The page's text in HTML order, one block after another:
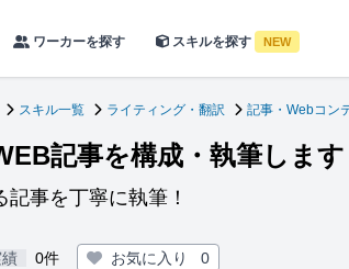
ワーカーを探す スキルを探す NEW
スキル一覧 ライティング・翻訳 記事・Webコン
記事を構成・執筆します
事を丁寧に執筆！
0件 お気に入り 0